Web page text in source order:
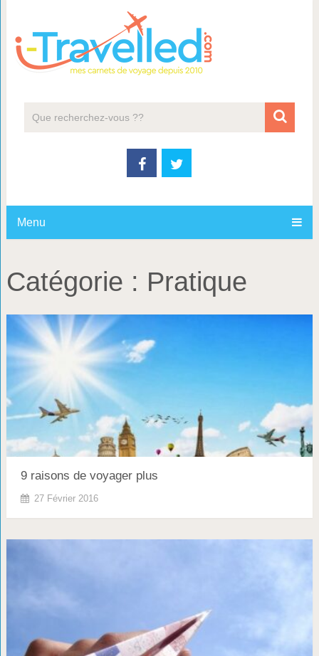
Menu
Catégorie : Pratique
9 raisons de voyager plus
27 Février 2016